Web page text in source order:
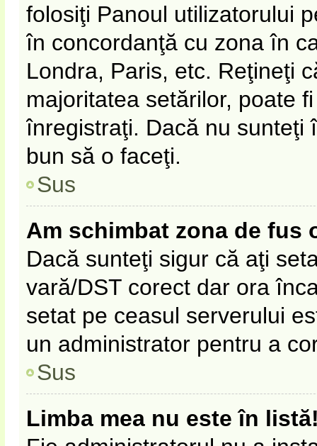
folosiţi Panoul utilizatorului
în concordanţă cu zona în
Londra, Paris, etc. Reţineţi
majoritatea setărilor, poate
înregistraţi. Dacă nu sunteţi
bun să o faceţi.
Sus
Am schimbat zona de fus
Dacă sunteţi sigur că aţi
vară/DST corect dar ora
setat pe ceasul serverului
un administrator pentru a
Sus
Limba mea nu este în